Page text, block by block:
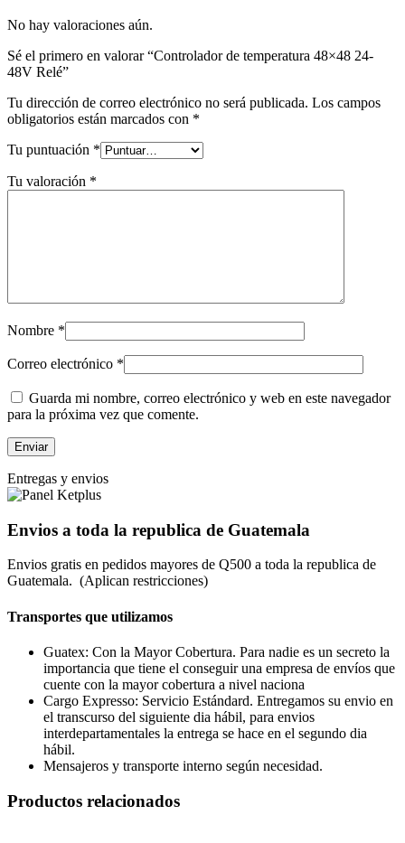
No hay valoraciones aún.
Sé el primero en valorar “Controlador de temperatura 48×48 24-
48V Relé”
Tu dirección de correo electrónico no será publicada. Los campos
obligatorios están marcados con *
Tu puntuación *
Tu valoración *
Nombre *
Correo electrónico *
Guarda mi nombre, correo electrónico y web en este navegador
para la próxima vez que comente.
Entregas y envios
Envios a toda la republica de Guatemala
Envios gratis en pedidos mayores de Q500 a toda la republica de
Guatemala. (Aplican restricciones)
Transportes que utilizamos
Guatex: Con la Mayor Cobertura. Para nadie es un secreto la
importancia que tiene el conseguir una empresa de envíos que
cuente con la mayor cobertura a nivel naciona
Cargo Expresso: Servicio Estándard. Entregamos su envio en
el transcurso del siguiente dia hábil, para envios
interdepartamentales la entrega se hace en el segundo dia
hábil.
Mensajeros y transporte interno según necesidad.
Productos relacionados